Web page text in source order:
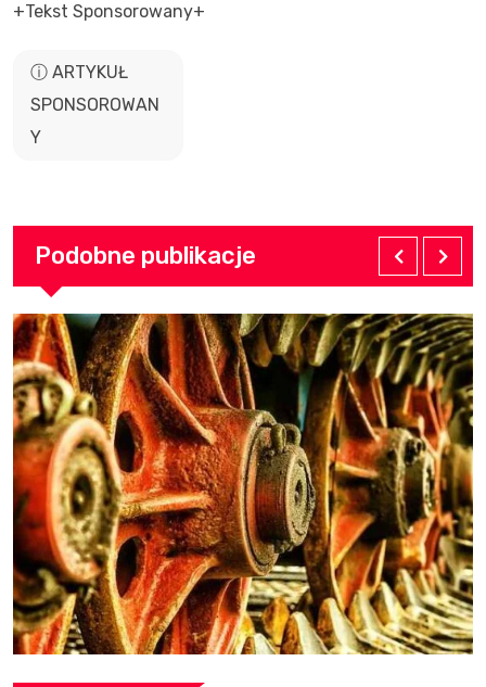
+Tekst Sponsorowany+
ⓘ ARTYKUŁ
SPONSOROWAN
Y
Podobne publikacje